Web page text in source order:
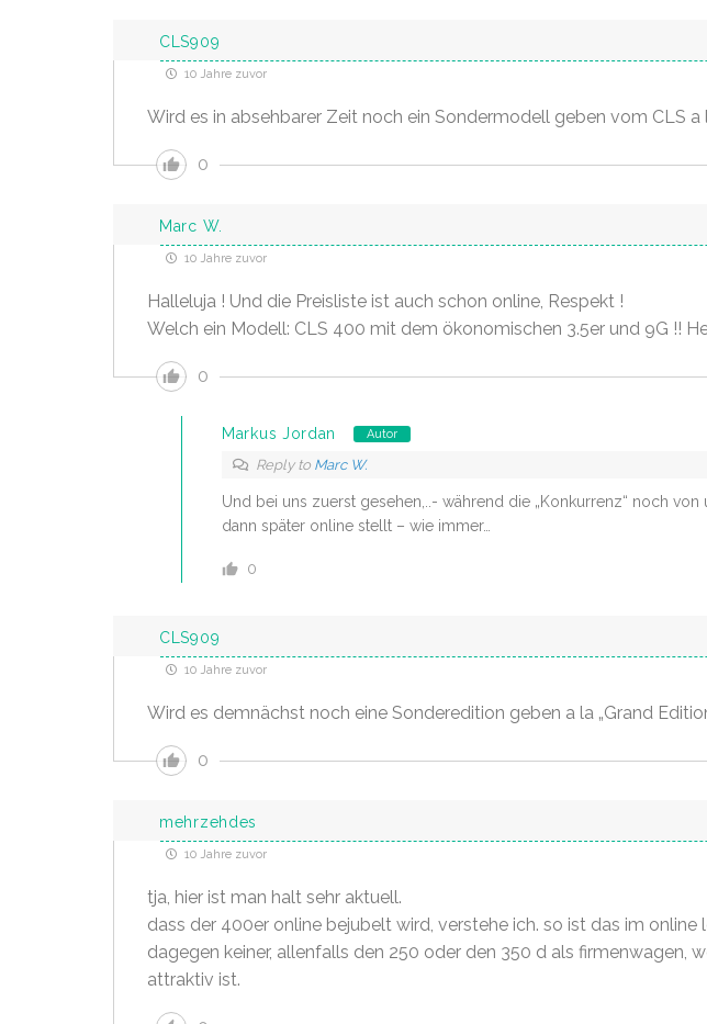
CLS909
10 Jahre zuvor
Wird es in absehbarer Zeit noch ein Sondermodell geben vom CLS a
0
Marc W.
10 Jahre zuvor
Halleluja ! Und die Preisliste ist auch schon online, Respekt !
Welch ein Modell: CLS 400 mit dem ökonomischen 3.5er und 9G !!
0
Markus Jordan Autor
Reply to Marc W.
Und bei uns zuerst gesehen,..- während die „Konkurrenz“ noch
dann später online stellt – wie immer…
0
CLS909
10 Jahre zuvor
Wird es demnächst noch eine Sonderedition geben a la „Grand
0
mehrzehdes
10 Jahre zuvor
tja, hier ist man halt sehr aktuell.
dass der 400er online bejubelt wird, verstehe ich. so ist das im online
dagegen keiner, allenfalls den 250 oder den 350 d als firmenwagen,
attraktiv ist.